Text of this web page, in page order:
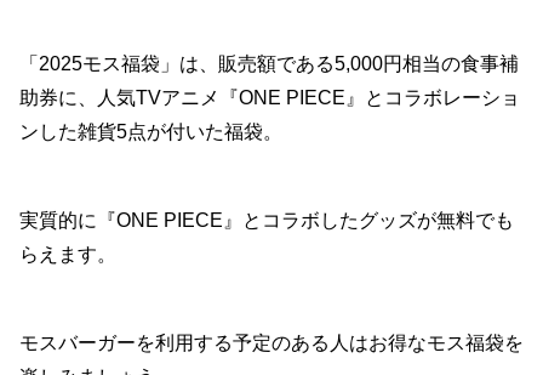
「2025モス福袋」は、販売額である5,000円相当の食事補
助券に、人気TVアニメ『ONE PIECE』とコラボレーショ
ンした雑貨5点が付いた福袋。
実質的に『ONE PIECE』とコラボしたグッズが無料でも
らえます。
モスバーガーを利用する予定のある人はお得なモス福袋を